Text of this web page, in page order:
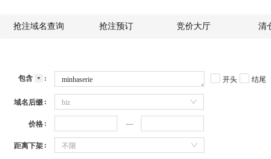
抢注域名查询 抢注预订 竞价大厅 清
包含 开头 结尾
域名后缀 biz
价格
距离下架 不限